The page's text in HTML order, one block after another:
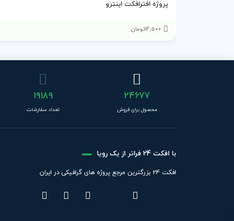
پروژه افترافکت اینترو
14,500تومان
24677
محصول برای فروش
19189
تعداد سفارشات
با افکت 24 فراتر از یک رویا
افکت 24 بزرگترین مرجع پروژه های گرافیکی در ایران